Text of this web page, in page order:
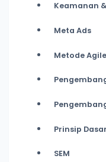
Keamanan
Meta Ads
Metode
Prinsip
SEM